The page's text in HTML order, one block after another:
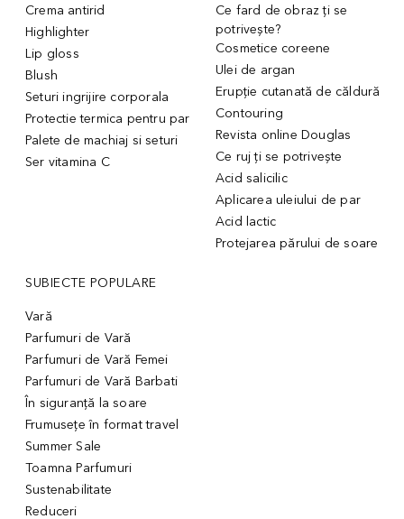
Crema antirid
Highlighter
Lip gloss
Blush
Seturi ingrijire corporala
Protectie termica pentru par
Palete de machiaj si seturi
Ser vitamina C
Ce fard de obraz ți se
potrivește?
Cosmetice coreene
Ulei de argan
Erupție cutanată de căldură
Contouring
Revista online Douglas
Ce ruj ți se potrivește
Acid salicilic
Aplicarea uleiului de par
Acid lactic
Protejarea părului de soare
SUBIECTE POPULARE
Vară
Parfumuri de Vară
Parfumuri de Vară Femei
Parfumuri de Vară Barbati
În siguranță la soare
Frumusețe în format travel
Summer Sale
Toamna Parfumuri
Sustenabilitate
Reduceri